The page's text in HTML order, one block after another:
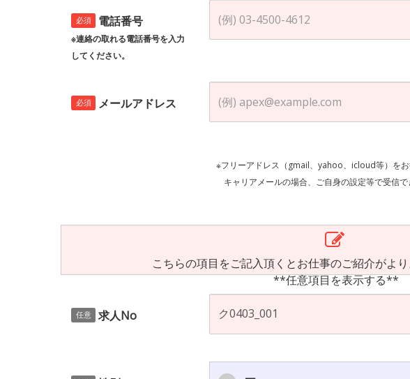
必須 電話番号
※連絡の取れる電話番号を入力
してください。
必須 メールアドレス
※フリーアドレス（gmail、yahoo、icloud等）をお
キャリアメールの場合、ご自身の設定等で受信できない場
こちらの項目をご記入頂くとお仕事のご紹介がより
**任意項目を表示する**
任意 求人No